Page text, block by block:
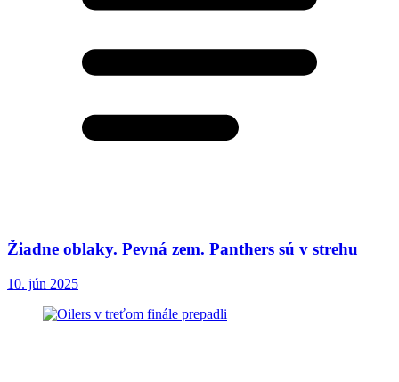
Žiadne oblaky. Pevná zem. Panthers sú v strehu
10. jún 2025